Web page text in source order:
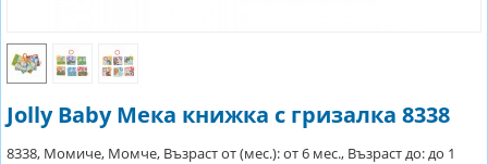
Jolly Baby Мека книжка с гризалка 8338
8338, Момиче, Момче, Възраст от (мес.): от 6 мес., Възраст до: до 1